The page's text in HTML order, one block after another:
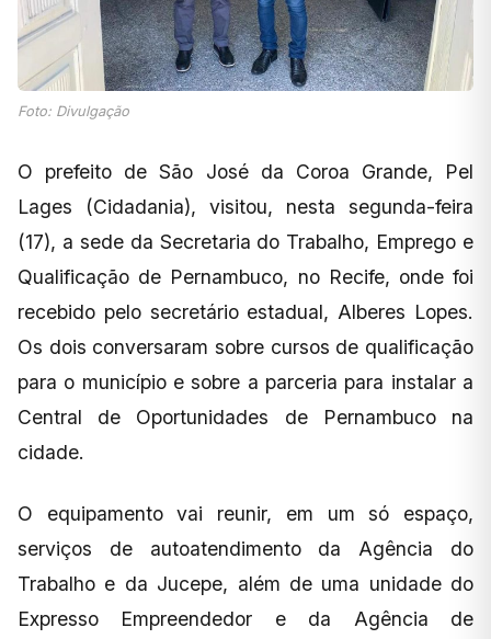
Foto: Divulgação
O prefeito de São José da Coroa Grande, Pel
Lages (Cidadania), visitou, nesta segunda-feira
(17), a sede da Secretaria do Trabalho, Emprego e
Qualificação de Pernambuco, no Recife, onde foi
recebido pelo secretário estadual, Alberes Lopes.
Os dois conversaram sobre cursos de qualificação
para o município e sobre a parceria para instalar a
Central de Oportunidades de Pernambuco na
cidade.
O equipamento vai reunir, em um só espaço,
serviços de autoatendimento da Agência do
Trabalho e da Jucepe, além de uma unidade do
Expresso Empreendedor e da Agência de